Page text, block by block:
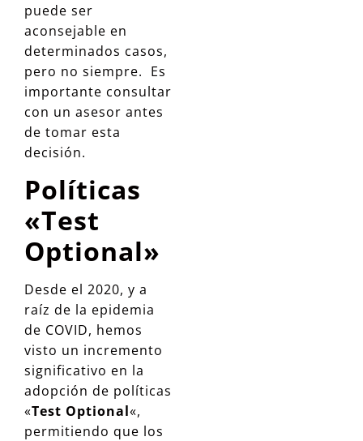
puede ser
aconsejable en
determinados casos,
pero no siempre. Es
importante consultar
con un asesor antes
de tomar esta
decisión.
Políticas
«Test
Optional»
Desde el 2020, y a
raíz de la epidemia
de COVID, hemos
visto un incremento
significativo en la
adopción de políticas
«Test Optional«,
permitiendo que los